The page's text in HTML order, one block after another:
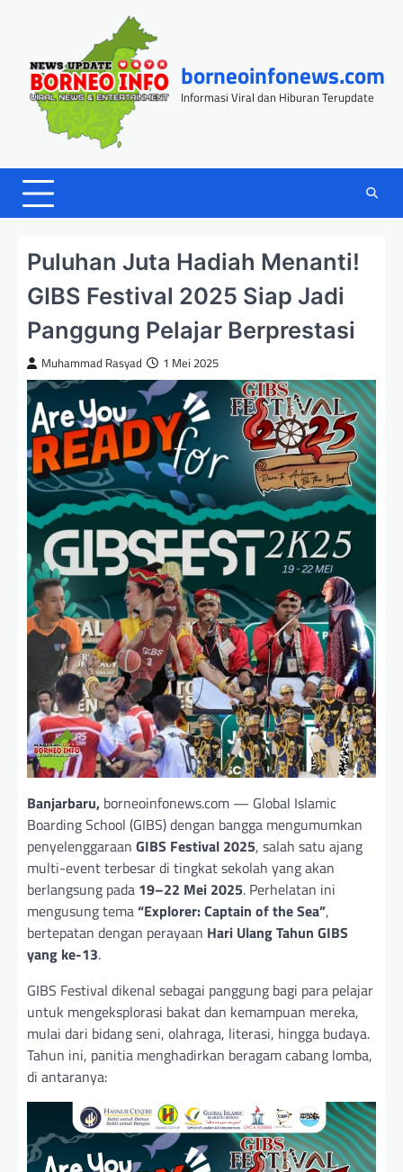
borneoinfonews.com
Informasi Viral dan Hiburan Terupdate
Puluhan Juta Hadiah Menanti!
GIBS Festival 2025 Siap Jadi
Panggung Pelajar Berprestasi
Muhammad Rasyad 1 Mei 2025
Banjarbaru, borneoinfonews.com — Global Islamic
Boarding School (GIBS) dengan bangga mengumumkan
penyelenggaraan GIBS Festival 2025, salah satu ajang
multi-event terbesar di tingkat sekolah yang akan
berlangsung pada 19–22 Mei 2025. Perhelatan ini
mengusung tema“Explorer: Captain of the Sea”,
bertepatan dengan perayaan Hari Ulang Tahun GIBS
yang ke-13.
GIBS Festival dikenal sebagai panggung bagi para pelajar
untuk mengeksplorasi bakat dan kemampuan mereka,
mulai dari bidang seni, olahraga, literasi, hingga budaya.
Tahun ini, panitia menghadirkan beragam cabang lomba,
di antaranya: